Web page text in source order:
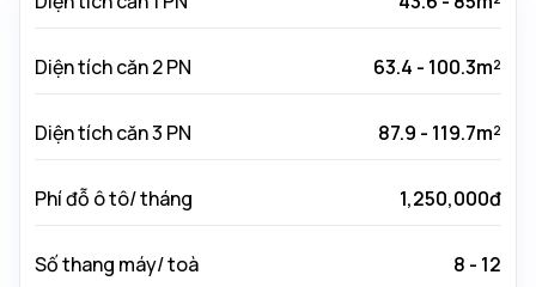
Diện tích căn 2 PN 63.4 - 100.3m²
Diện tích căn 3 PN 87.9 - 119.7m²
Phí đỗ ô tô/ tháng 1,250,000đ
Số thang máy/ toà 8 - 12